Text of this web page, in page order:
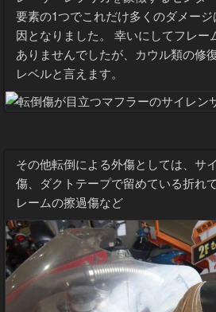
要素の1つでこれだけ多くのダメー
因となりました。 幸いにしてフレー
ありませんでしたが、カウル類の修
レベルと言えます。
その他転倒による外傷としては、サ
傷、ダクトテープで留めている折れ
レームの擦過傷など